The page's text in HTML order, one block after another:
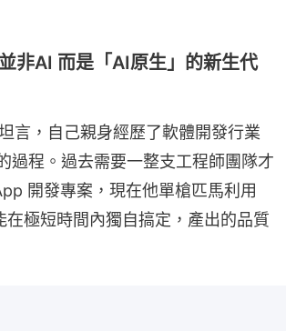
非AI 而是「AI原生」的新生代
言，自己親身經歷了軟體開發行業
過程。過去需要一整支工程師團隊才
開發專案，現在他單槍匹馬利用
在極短時間內獨自搞定，產出的品質